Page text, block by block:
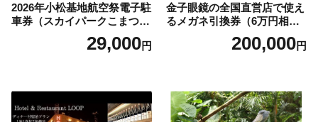
2026年小松基地航空祭電子駐
車券（スカイパークこまつ
翼） 駐車場 シャトルバスの
りばすぐ 石川県 小松市
29,000円
金子眼鏡の全国直営店で使え
るメガネ引換券（6万円相
当） Platinum200,000円